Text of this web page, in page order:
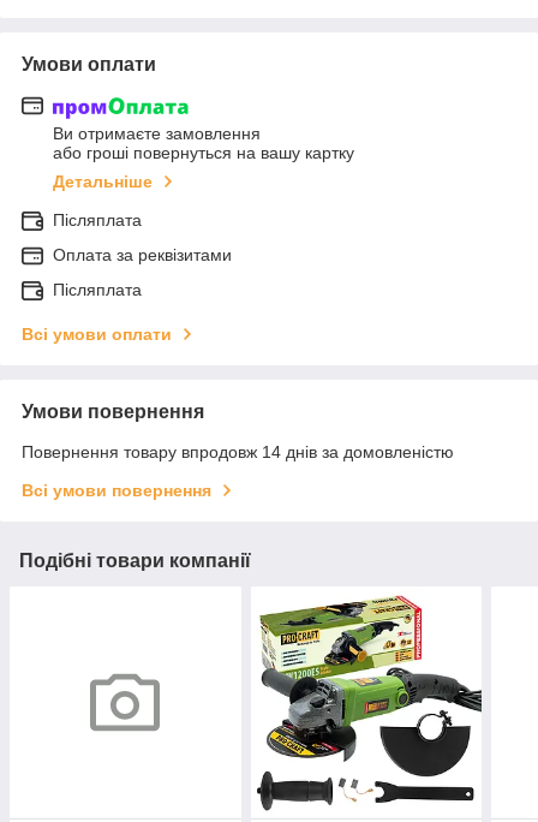
Умови оплати
Ви отримаєте замовлення
або гроші повернуться на вашу картку
Детальніше
Післяплата
Оплата за реквізитами
Післяплата
Всі умови оплати
Умови повернення
Повернення товару впродовж 14 днів за домовленістю
Всі умови повернення
Подібні товари компанії